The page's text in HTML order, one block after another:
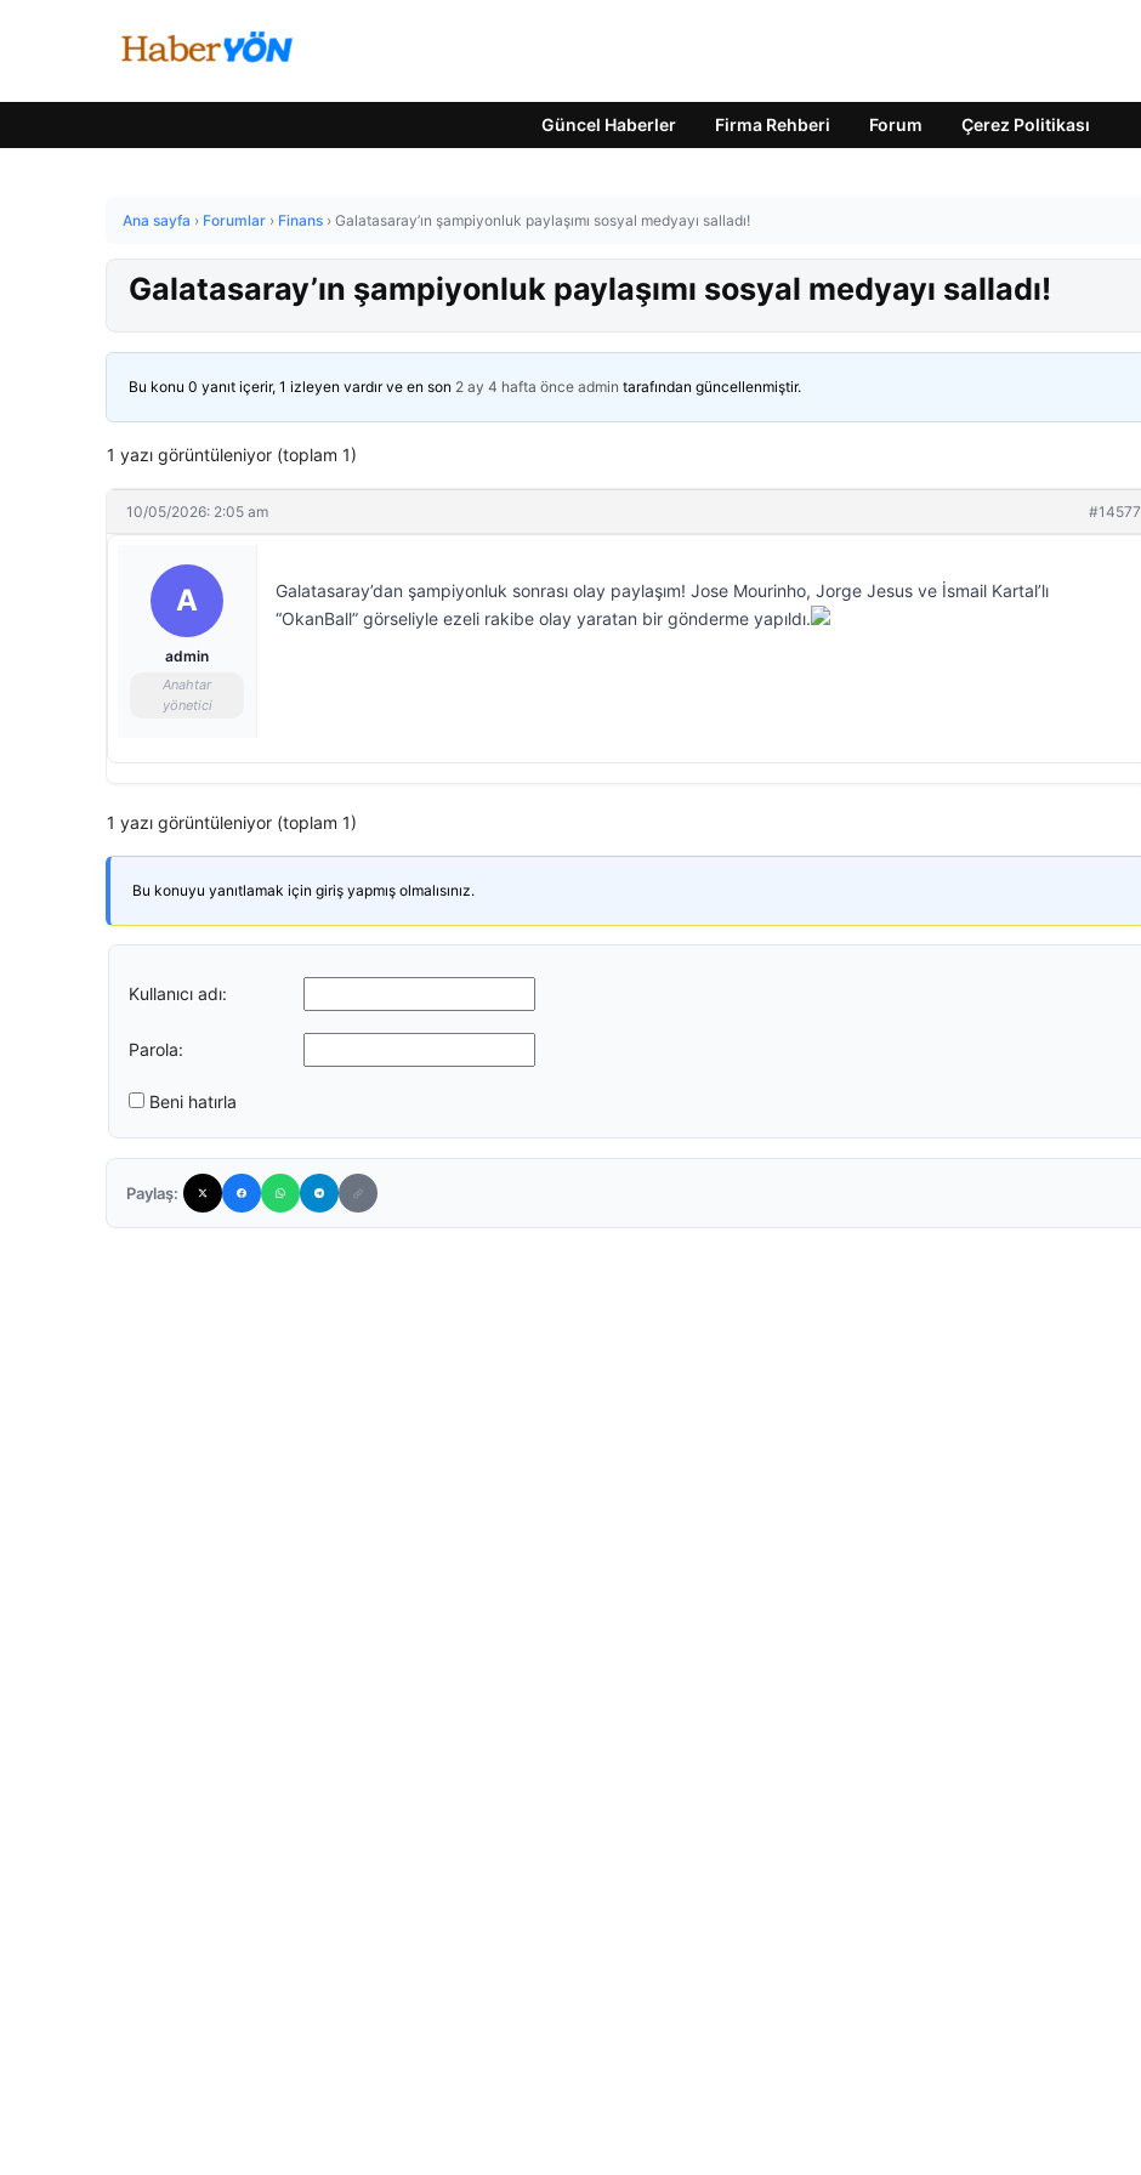
Güncel Haberler Firma Rehberi Forum Çerez Politikası
Ana sayfa › Forumlar › Finans › Galatasaray’ın şampiyonluk paylaşımı sosyal medyayı salladı!
Galatasaray’ın şampiyonluk paylaşımı sosyal medyayı salladı!
Bu konu 0 yanıt içerir, 1 izleyen vardır ve en son 2 ay 4 hafta önce admin tarafından güncellenmiştir.
1 yazı görüntüleniyor (toplam 1)
10/05/2026: 2:05 am #14577
A
admin
Anahtar
yönetici
Galatasaray’dan şampiyonluk sonrası olay paylaşım! Jose Mourinho, Jorge Jesus ve İsmail Kartal’lı
“OkanBall” görseliyle ezeli rakibe olay yaratan bir gönderme yapıldı.
1 yazı görüntüleniyor (toplam 1)
Bu konuyu yanıtlamak için giriş yapmış olmalısınız.
Kullanıcı adı:
Parola:
Beni hatırla
Paylaş: